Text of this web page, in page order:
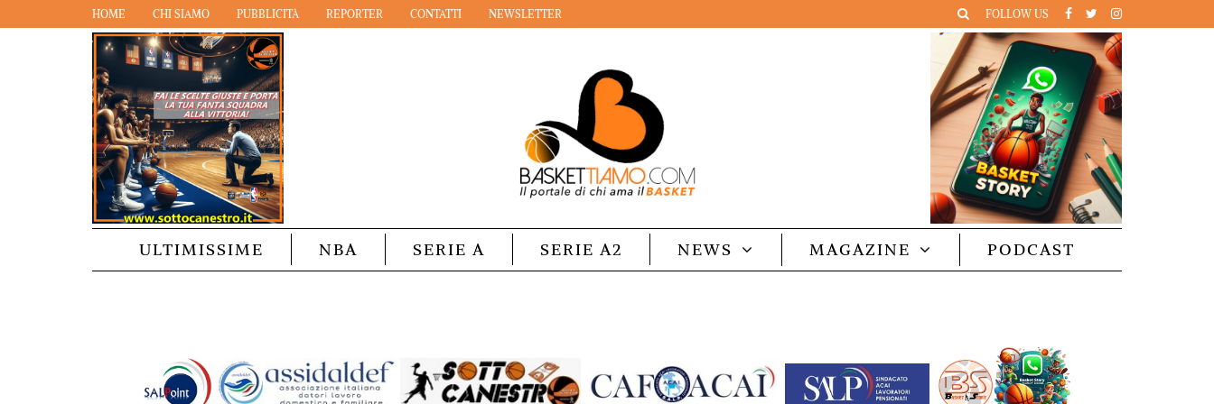
HOME CHI SIAMO PUBBLICITÀ REPORTER CONTATTI NEWSLETTER FOLLOW US
ULTIMISSIME NBA SERIE A SERIE A2 NEWS MAGAZINE PODCAST